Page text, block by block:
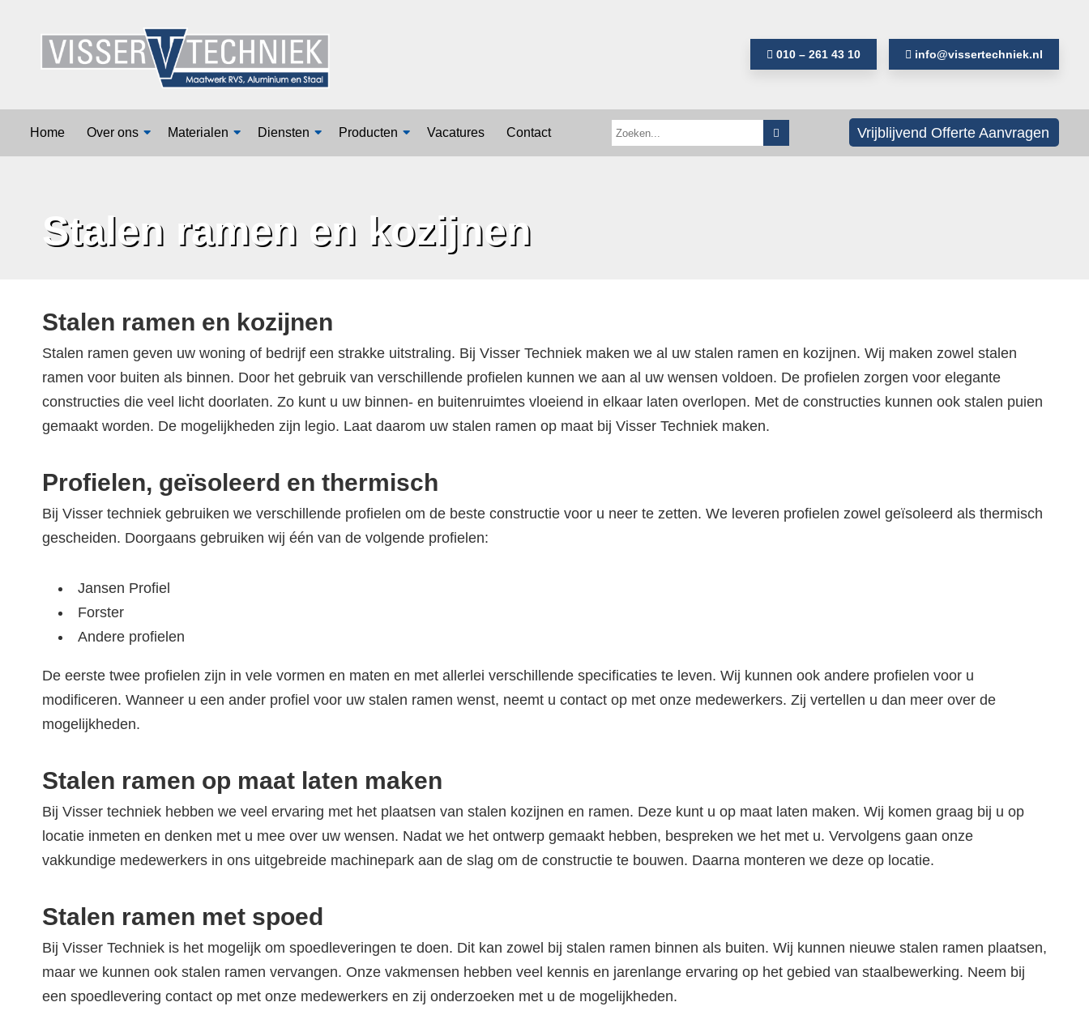
Home
Materialen
Producten
010 – 261 43 10 info@vissertechniek.nl
Home Over ons Materialen Diensten Producten Vacatures Contact Als de resultaten voor automatisch
Vrijblijvend Offerte Aanvragen
Stalen ramen en kozijnen
Stalen ramen en kozijnen
Stalen ramen geven uw woning of bedrijf een strakke uitstraling. Bij Visser Techniek maken we al uw stalen ramen en kozijnen. Wij maken zowel stalen
ramen voor buiten als binnen. Door het gebruik van verschillende profielen kunnen we aan al uw wensen voldoen. De profielen zorgen voor elegante
constructies die veel licht doorlaten. Zo kunt u uw binnen- en buitenruimtes vloeiend in elkaar laten overlopen. Met de constructies kunnen ook stalen puien
gemaakt worden. De mogelijkheden zijn legio. Laat daarom uw stalen ramen op maat bij Visser Techniek maken.
Profielen, geïsoleerd en thermisch
Bij Visser techniek gebruiken we verschillende profielen om de beste constructie voor u neer te zetten. We leveren profielen zowel geïsoleerd als thermisch
gescheiden. Doorgaans gebruiken wij één van de volgende profielen:
Jansen Profiel
Forster
Andere profielen
De eerste twee profielen zijn in vele vormen en maten en met allerlei verschillende specificaties te leven. Wij kunnen ook andere profielen voor u
modificeren. Wanneer u een ander profiel voor uw stalen ramen wenst, neemt u contact op met onze medewerkers. Zij vertellen u dan meer over de
mogelijkheden.
Stalen ramen op maat laten maken
Bij Visser techniek hebben we veel ervaring met het plaatsen van stalen kozijnen en ramen. Deze kunt u op maat laten maken. Wij komen graag bij u op
locatie inmeten en denken met u mee over uw wensen. Nadat we het ontwerp gemaakt hebben, bespreken we het met u. Vervolgens gaan onze
vakkundige medewerkers in ons uitgebreide machinepark aan de slag om de constructie te bouwen. Daarna monteren we deze op locatie.
Stalen ramen met spoed
Bij Visser Techniek is het mogelijk om spoedleveringen te doen. Dit kan zowel bij stalen ramen binnen als buiten. Wij kunnen nieuwe stalen ramen plaatsen,
maar we kunnen ook stalen ramen vervangen. Onze vakmensen hebben veel kennis en jarenlange ervaring op het gebied van staalbewerking. Neem bij
een spoedlevering contact op met onze medewerkers en zij onderzoeken met u de mogelijkheden.